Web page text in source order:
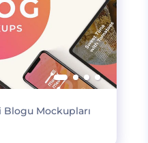
Mockupları